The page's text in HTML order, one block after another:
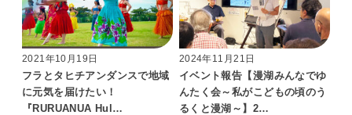
2021年10月19日
フラとタヒチアンダンスで地域
に元気を届けたい！
『RURUANUA Hul…
2024年11月21日
イベント報告【漫湖みんなでゆ
んたく会～私がこどもの頃のう
るくと漫湖～】2…